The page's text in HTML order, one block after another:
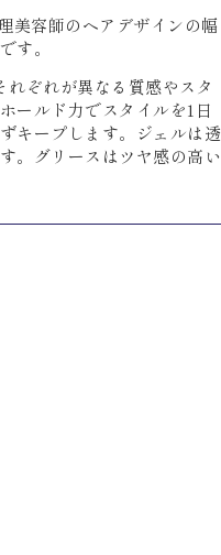
美容師のヘアデザインの幅
す。
ぞれが異なる質感やスタ
ールド力でスタイルを1日
キープします。ジェルは透
。グリースはツヤ感の高い